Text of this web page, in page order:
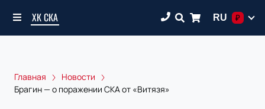
ХК СКА RU ₽
Главная
Новости
Брагин — о поражении СКА от «Витязя»